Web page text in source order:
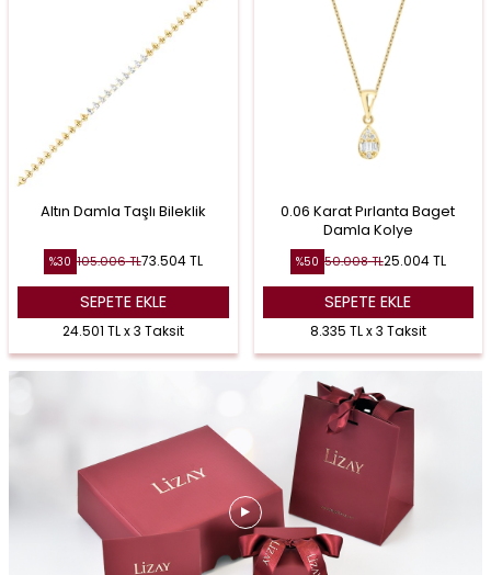
Altın Damla Taşlı Bileklik
%30 105.006TL73.504TL
SEPETE EKLE
24.501 TL x 3 Taksit
0.06 Karat Pırlanta Baget
Damla Kolye
%50 50.008TL25.004TL
SEPETE EKLE
8.335 TL x 3 Taksit